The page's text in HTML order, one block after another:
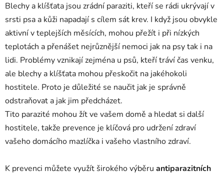
Blechy a klíšťata jsou zrádní paraziti, kteří se rádi ukrývají v
srsti psa a kůži napadají s cílem sát krev. I když jsou obvykle
aktivní v teplejších měsících, mohou přežít i při nízkých
teplotách a přenášet nejrůznější nemoci jak na psy tak i na
lidi. Problémy vznikají zejména u psů, kteří tráví čas venku,
ale blechy a klíšťata mohou přeskočit na jakéhokoli
hostitele. Proto je důležité se naučit jak je správně
odstraňovat a jak jim předcházet.
Tito parazité mohou žít ve vašem domě a hledat si další
hostitele, takže prevence je klíčová pro udržení zdraví
vašeho domácího mazlíčka i vašeho vlastního zdraví.
K prevenci můžete využít širokého výběru antiparazitních